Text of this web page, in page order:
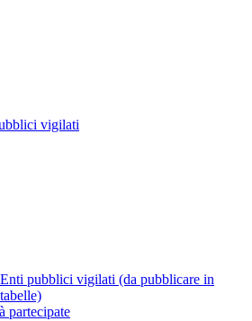
vigilati
Enti pubblici vigilati (da pubblicare in
tabelle)
partecipate